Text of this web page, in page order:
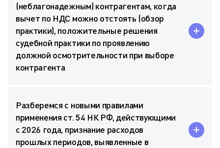
(неблагонадежным) контрагентам, когда
вычет по НДС можно отстоять (обзор
практики), положительные решения
судебной практики по проявлению
должной осмотрительности при выборе
контрагента
Разберемся с новыми правилами
применения ст. 54 НК РФ, действующими
с 2026 года, признание расходов
прошлых периодов, выявленные в